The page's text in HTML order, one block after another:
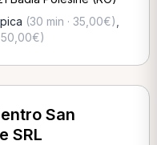
(30 min · 35,00€)
50,00€)
San
SRL